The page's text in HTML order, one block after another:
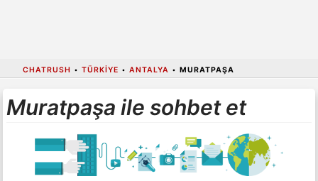
CHATRUSH • TÜRKIYE • ANTALYA • MURATPAŞA
Muratpaşa ile sohbet et